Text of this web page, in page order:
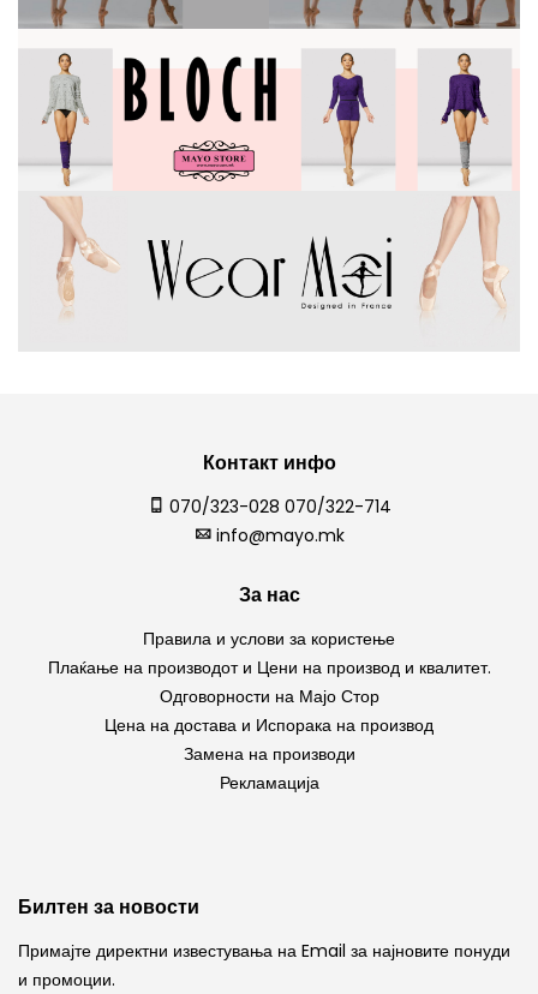
Контакт инфо
070/323-028 070/322-714
info@mayo.mk
За нас
Правила и услови за користење
Плаќање на производот и Цени на производ и квалитет.
Одговорности на Мајо Стор
Цена на достава и Испорака на производ
Замена на производи
Рекламација
Билтен за новости
Примајте директни известувања на Email за најновите понуди
и промоции.